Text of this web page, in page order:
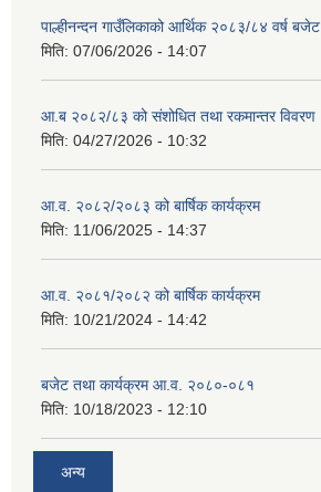
पाल्हीनन्दन गाउँलिकाको आर्थिक २०८३/८४ वर्ष बजेट
मिति: 07/06/2026 - 14:07
आ.ब २०८२/८३ को संशोधित तथा रकमान्तर विवरण
मिति: 04/27/2026 - 10:32
आ.व. २०८२/२०८३ को बार्षिक कार्यक्रम
मिति: 11/06/2025 - 14:37
आ.व. २०८१/२०८२ को बार्षिक कार्यक्रम
मिति: 10/21/2024 - 14:42
बजेट तथा कार्यक्रम आ.व. २०८०-०८१
मिति: 10/18/2023 - 12:10
अन्य